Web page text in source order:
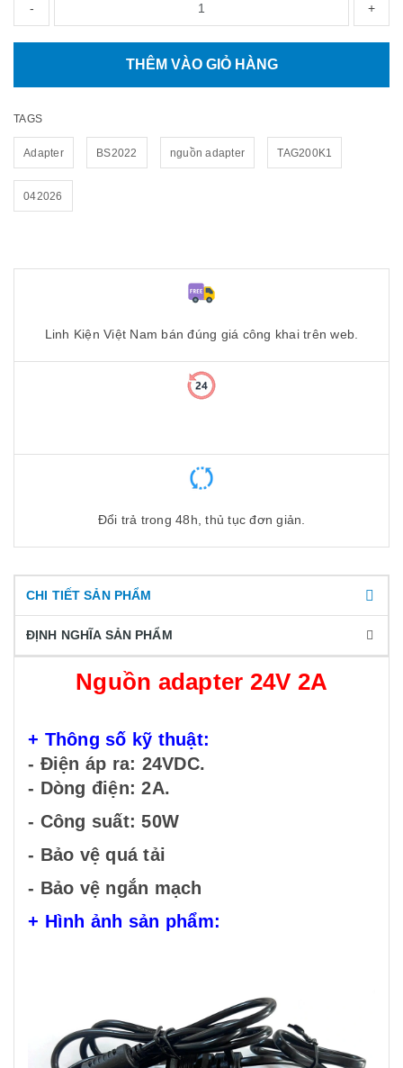
- +
THÊM VÀO GIỎ HÀNG
TAGS
Adapter BS2022 nguồn adapter TAG200K1
042026
Linh Kiện Việt Nam bán đúng giá công khai trên web.
Đổi trả trong 48h, thủ tục đơn giản.
CHI TIẾT SẢN PHẨM
ĐỊNH NGHĨA SẢN PHẨM
Nguồn adapter 24V 2A
+ Thông số kỹ thuật:
- Điện áp ra: 24VDC.
- Dòng điện: 2A.
- Công suất: 50W
- Bảo vệ quá tải
- Bảo vệ ngắn mạch
+ Hình ảnh sản phẩm: